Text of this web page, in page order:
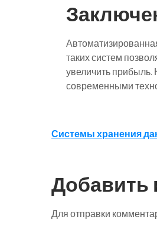
таких систем
увеличить прибыль.
современными
Навигация
записям
Системы хранения
Добавить
Для отправки